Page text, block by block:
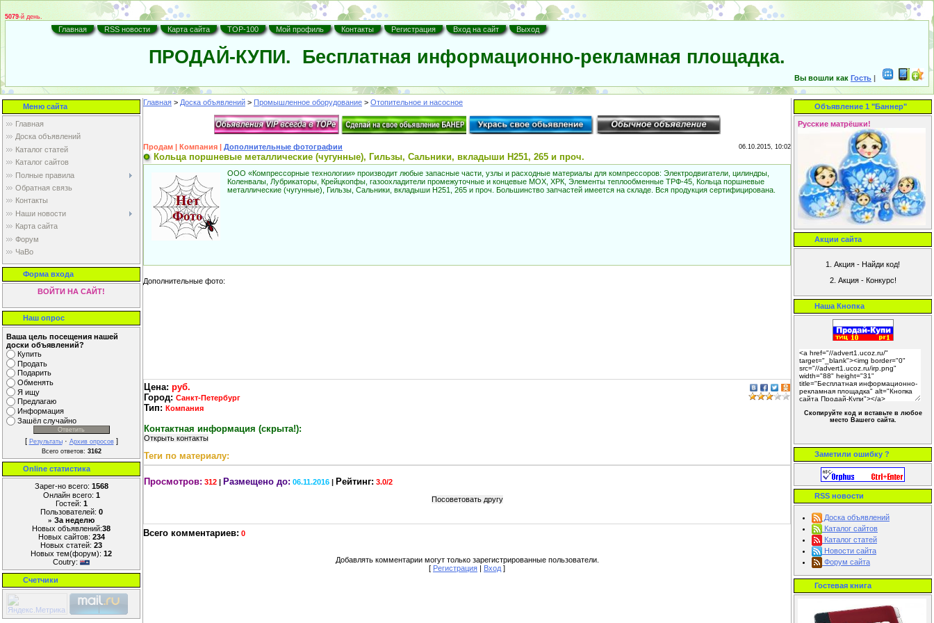
5079-й день.
Главная RSS новости Карта сайта TOP-100 Мой профиль Контакты Регистрация Вход на сайт Выход
ПРОДАЙ-КУПИ. Бесплатная информационно-рекламная площадка.
Вы вошли как Гость |
Меню сайта
Главная
Доска объявлений
Каталог статей
Каталог сайтов
Полные правила
Обратная связь
Контакты
Наши новости
Карта cайта
Форум
ЧаВо
Форма входа
ВОЙТИ НА САЙТ!
Наш опрос
Ваша цель посещения нашей
доски объявлений?
Купить
Продать
Подарить
Обменять
Я ищу
Предлагаю
Информация
Зашёл случайно
[ Результаты· Архив опросов]
Всего ответов: 3162
Online cтатистика
Зарег-но всего: 1568
Онлайн всего: 1
Гостей: 1
Пользователей: 0
» За неделю
Новых объявлений:38
Новых сайтов: 234
Новых статей: 23
Новых тем(форум): 12
Coutry:
Счетчики
Главная > Доска объявлений > Промышленное оборудование > Отопительное и насосное
Продам | Компания | Дополнительные фотографии 06.10.2015, 10:02
Кольца поршневые металлические (чугунные), Гильзы, Сальники, вкладыши Н251, 265 и проч.
ООО «Компрессорные технологии» производит любые запасные части, узлы и расходные материалы для компрессоров: Электродвигатели, цилиндры,
Коленвалы, Лубрикаторы, Крейцкопфы, газоохладители промежуточные и концевые МОХ, ХРК, Элементы теплообменные ТРФ-45, Кольца поршневые
металлические (чугунные), Гильзы, Сальники, вкладыши Н251, 265 и проч. Большинство запчастей имеется на складе. Вся продукция сертифицирована.
Дополнительные фото:
Цена: руб.
Город: Санкт-Петербург
Тип: Компания
Контактная информация (скрыта!):
Теги по материалу:
Просмотров: 312 | Размещено до: 06.11.2016 | Рейтинг: 3.0/2
Всего комментариев: 0
Добавлять комментарии могут только зарегистрированные пользователи.
[ Регистрация | Вход ]
Объявление 1 "Баннер"
Русские матрёшки!
Акции сайта
Наша Кнопка
Скопируйте код и вставьте в любое
место Вашего сайта.
Заметили ошибку ?
RSS новости
Доска объявлений
Каталог сайтов
Каталог статей
Новости сайта
Форум сайта
Гостевая книга